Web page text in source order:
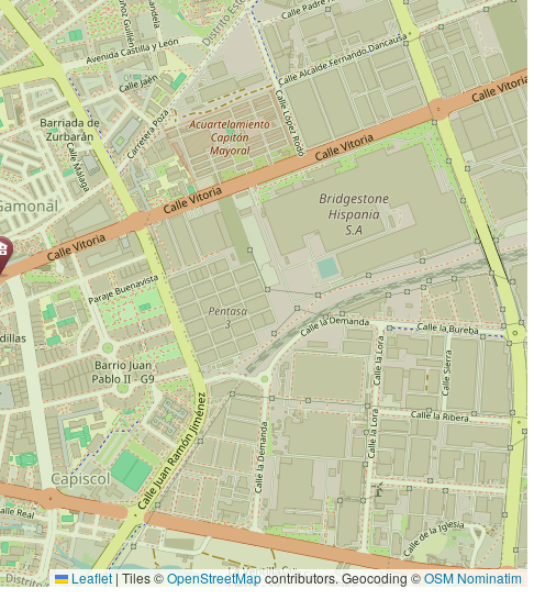
Leaflet | Tiles ©OpenStreetMapcontributors. Geocoding ©OSM Nominatim